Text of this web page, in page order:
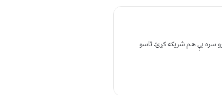
سره یې هم شریکه کړئ. تاسو